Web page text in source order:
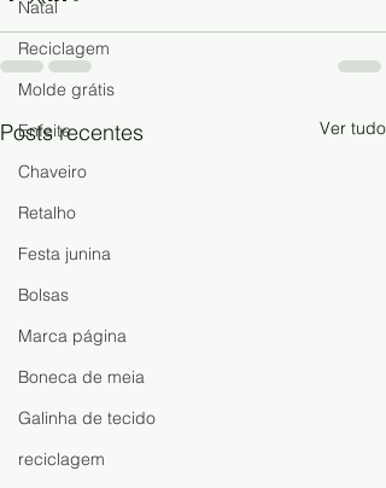
Natal
Reciclagem
Molde grátis
Enfeite
Chaveiro
Retalho
Festa junina
Bolsas
Marca página
Boneca de meia
Galinha de tecido
reciclagem
Posts recentes Ver tudo